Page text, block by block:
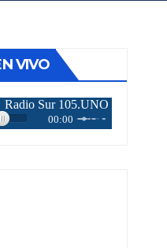
VIVO